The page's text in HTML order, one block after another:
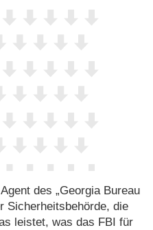
des „Georgia Bureau
Sicherheitsbehörde, die
leistet, was das FBI für